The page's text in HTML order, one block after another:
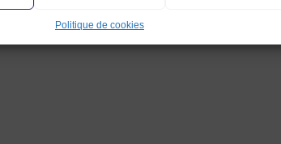
Politique de cookies